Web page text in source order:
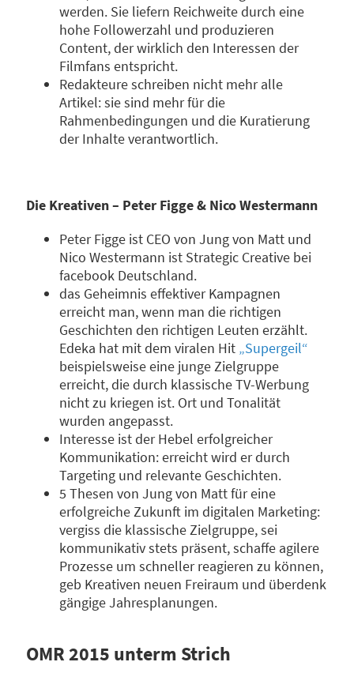
werden. Sie liefern Reichweite durch eine
hohe Followerzahl und produzieren
Content, der wirklich den Interessen der
Filmfans entspricht.
Redakteure schreiben nicht mehr alle
Artikel: sie sind mehr für die
Rahmenbedingungen und die Kuratierung
der Inhalte verantwortlich.
Die Kreativen – Peter Figge & Nico Westermann
Peter Figge ist CEO von Jung von Matt und
Nico Westermann ist Strategic Creative bei
facebook Deutschland.
das Geheimnis effektiver Kampagnen
erreicht man, wenn man die richtigen
Geschichten den richtigen Leuten erzählt.
Edeka hat mit dem viralen Hit „Supergeil“
beispielsweise eine junge Zielgruppe
erreicht, die durch klassische TV-Werbung
nicht zu kriegen ist. Ort und Tonalität
wurden angepasst.
Interesse ist der Hebel erfolgreicher
Kommunikation: erreicht wird er durch
Targeting und relevante Geschichten.
5 Thesen von Jung von Matt für eine
erfolgreiche Zukunft im digitalen Marketing:
vergiss die klassische Zielgruppe, sei
kommunikativ stets präsent, schaffe agilere
Prozesse um schneller reagieren zu können,
geb Kreativen neuen Freiraum und überdenk
gängige Jahresplanungen.
OMR 2015 unterm Strich